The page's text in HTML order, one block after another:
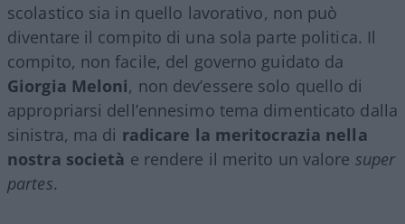
scolastico sia in quello lavorativo, non può
diventare il compito di una sola parte politica. Il
compito, non facile, del governo guidato da
Giorgia Meloni, non dev’essere solo quello di
appropriarsi dell’ennesimo tema dimenticato dalla
sinistra, ma di radicare la meritocrazia nella
nostra società e rendere il merito un valore super
partes.